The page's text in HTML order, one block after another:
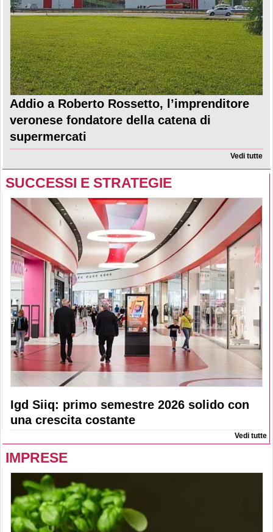
Addio a Roberto Rossetto, l’imprenditore
veronese fondatore della catena di
supermercati
Vedi tutte
SUCCESSI E STRATEGIE
Igd Siiq: primo semestre 2026 solido con
una crescita costante
Vedi tutte
IMPRESE